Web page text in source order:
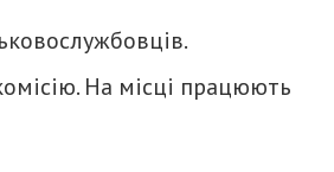
На місці працюють